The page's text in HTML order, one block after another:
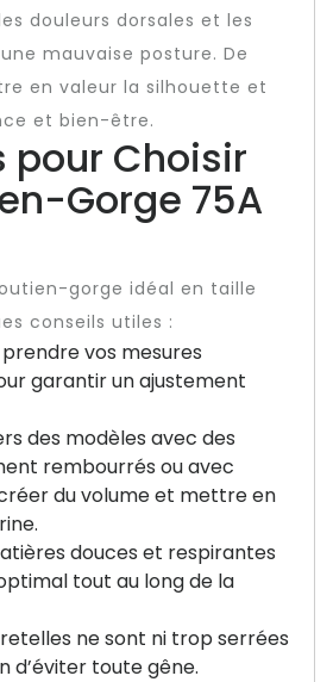
douleurs dorsales et les
mauvaise posture. De
en valeur la silhouette et
et bien-être.
pour Choisir
Gorge 75A
gorge idéal en taille
conseils utiles :
vos mesures
garantir un ajustement
des modèles avec des
rembourrés ou avec
du volume et mettre en
douces et respirantes
tout au long de la
ne sont ni trop serrées
d’éviter toute gêne.